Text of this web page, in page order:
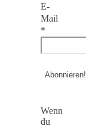
E-
Mail
*
Wenn
du